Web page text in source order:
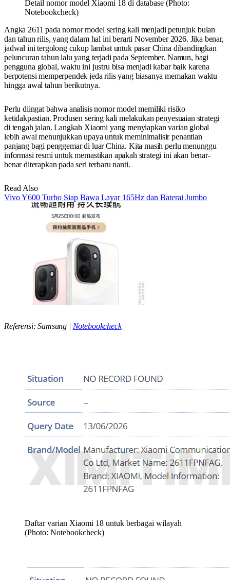
Detail nomor model Xiaomi 18 di database (Photo:
Notebookcheck)
Angka 2611 pada nomor model sering kali menjadi petunjuk bulan
dan tahun rilis, yang dalam hal ini berarti November 2026. Jika benar,
jadwal ini tergolong cukup lambat untuk pasar China dibandingkan
peluncuran tahun lalu yang terjadi pada September. Namun, bagi
pengguna global, waktu ini justru bisa menjadi kabar baik karena
berpotensi memperpendek jeda rilis yang biasanya memakan waktu
hingga awal tahun berikutnya.
Perlu diingat bahwa analisis nomor model memiliki risiko
ketidakpastian. Produsen sering kali melakukan penyesuaian strategi
di tengah jalan. Langkah Xiaomi yang menyiapkan varian global
lebih awal menunjukkan upaya untuk meminimalisir penantian
panjang bagi penggemar di luar China. Kita masih perlu menunggu
informasi resmi untuk memastikan apakah strategi ini akan benar-
benar diterapkan pada seri terbaru nanti.
Read Also
Vivo Y600 Turbo Siap Bawa Layar 165Hz dan Baterai Jumbo
Referensi: Samsung | Notebookcheck
Daftar varian Xiaomi 18 untuk berbagai wilayah
(Photo: Notebookcheck)